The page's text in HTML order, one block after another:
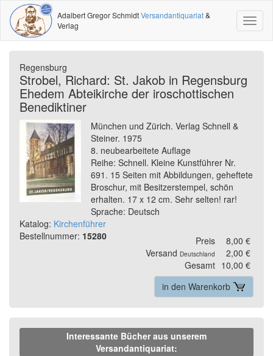
Adalbert Gregor SchmidtVersandantiquariat&
Verlag
Regensburg
Strobel, Richard: St. Jakob in Regensburg
Ehedem Abteikirche der iroschottischen
Benediktiner
München und Zürich. Verlag Schnell &
Steiner. 1975
8. neubearbeitete Auflage
Reihe: Schnell. Kleine Kunstführer Nr.
691. 15 Seiten mit Abbildungen, geheftete
Broschur, mit Besitzerstempel, schön
erhalten. 17 x 12 cm. Sehr selten! rar!
Sprache: Deutsch
Katalog: Kirchenführer
Bestellnummer: 15280 Preis
8,00 €
Versand Deutschland
2,00 €
Gesamt 10,00 €
in den Warenkorb
Interessante Bücher aus unserem
Versandantiquariat: